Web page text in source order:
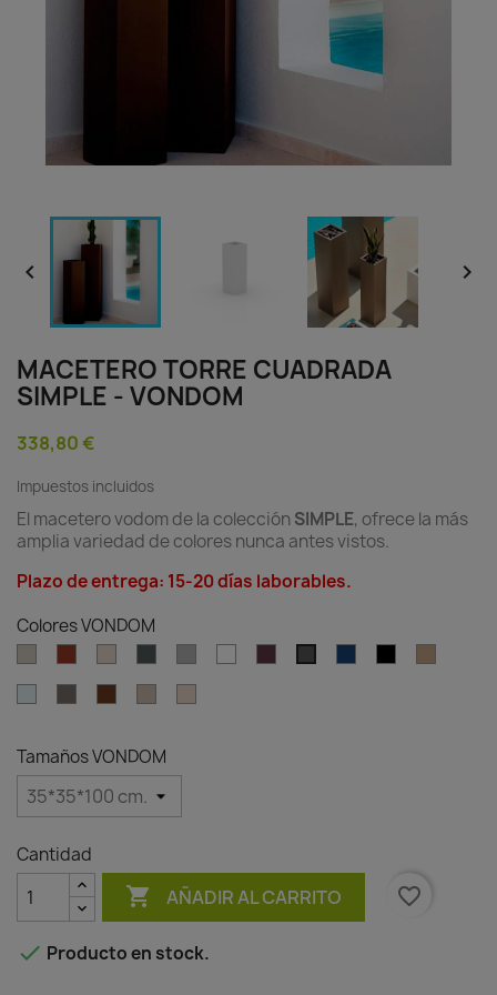
 
MACETERO TORRE CUADRADA
SIMPLE - VONDOM
338,80 €
Impuestos incluidos
El macetero vodom de la colección SIMPLE, ofrece la más
amplia variedad de colores nunca antes vistos.
Plazo de entrega: 15-20 días laborables.
Colores VONDOM
Tamaños VONDOM
Cantidad
 AÑADIR AL CARRITO favorite_border
 Producto en stock.